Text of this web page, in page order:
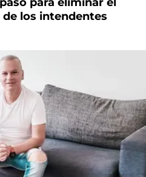
los intendentes